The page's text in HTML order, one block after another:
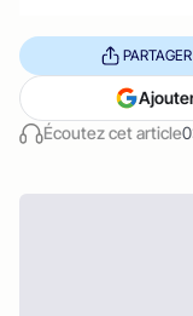
Écoutez cet article
PARTAGER